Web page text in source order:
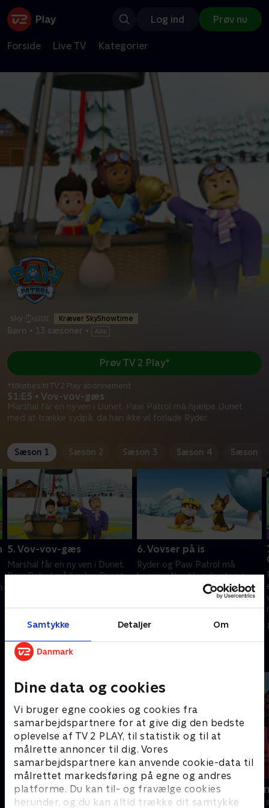
Samtykke Detaljer Om
Dine data og cookies
Vi bruger egne cookies og cookies fra
samarbejdspartnere for at give dig den bedste
oplevelse af TV 2 PLAY, til statistik og til at
målrette annoncer til dig. Vores
samarbejdspartnere kan anvende cookie-data til
målrettet markedsføring på egne og andres
platforme. Du kan til- og fravælge cookies
herunder, og du kan altid trække dit samtykke
Log ind Prøv nu
Forside Live TV Kategorier
Kræver SkyShowtime
Børn • 13 sæsoner •
S1:E5 • Vov-vov-gæs
Marshal får en ny ven i Dunet. Paw Patrol må hjælpe Dunet
med at trække sydpå, da han ikke vil forlade Ryder.
Prøv TV 2 Play*
*tilkøbes til TV 2 Play abonnement
Sæson 1 Sæson 2 Sæson 3 Sæson 4 Sæson 5
5. Vov-vov-gæs
Marshal får en ny ven i Dunet.
Paw Patrol må hjælpe Dunet
6. Vovser på is
Ryder og Paw Patrol må
komme Alex til undsætning
under en snowboardudflugt på
Andre så også
Gurli Gris
Børneserier • 4 sæsoner
Rasmus
Børneserier • 3